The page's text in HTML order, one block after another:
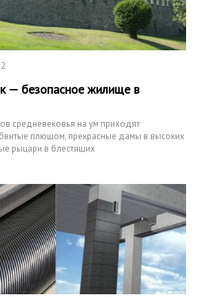
— безопасное жилище в
средневековья на ум приходят
плющом, прекрасные дамы в высоких
рыцари в блестящих